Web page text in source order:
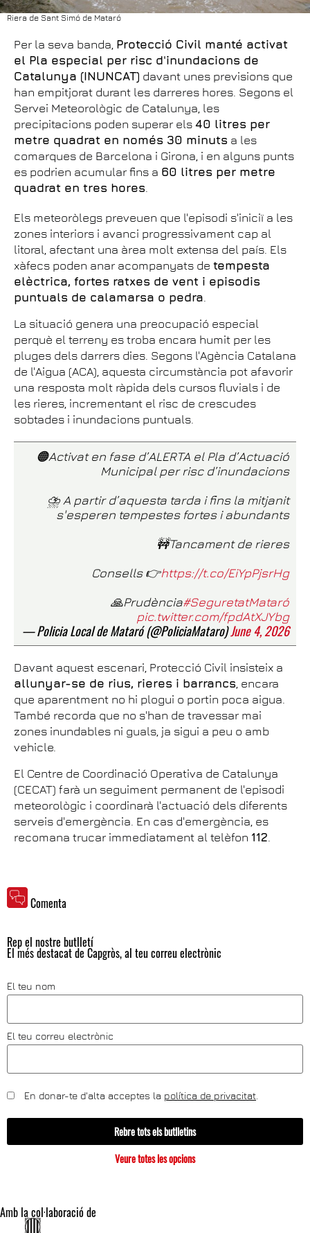
Riera de Sant Simó de Mataró
Per la seva banda, Protecció Civil manté activat
el Pla especial per risc d'inundacions de
Catalunya (INUNCAT) davant unes previsions que
han empitjorat durant les darreres hores. Segons el
Servei Meteorològic de Catalunya, les
precipitacions poden superar els 40 litres per
metre quadrat en només 30 minuts a les
comarques de Barcelona i Girona, i en alguns punts
es podrien acumular fins a 60 litres per metre
quadrat en tres hores
Els meteoròlegs preveuen que l'episodi s'iniciï a les
zones interiors i avanci progressivament cap al
litoral, afectant una àrea molt extensa del país. Els
xàfecs poden anar acompanyats de tempesta
elèctrica, fortes ratxes de vent i episodis
puntuals de calamarsa o pedra
La situació genera una preocupació especial
perquè el terreny es troba encara humit per les
pluges dels darrers dies. Segons l'Agència Catalana
de l'Aigua (ACA), aquesta circumstància pot afavorir
una resposta molt ràpida dels cursos fluvials i de
les rieres, incrementant el risc de crescudes
sobtades i inundacions puntuals.
🟠Activat en fase d’ALERTA el Pla d’Actuació
Municipal per risc d’inundacions
⛈️ A partir d’aquesta tarda i fins la mitjanit
s'esperen tempestes fortes i abundants
🚧Tancament de rieres
Consells 👉https://t.co/EiYpPjsrHg
🙏Prudència#SeguretatMataró
pic.twitter.com/fpdAtXJYbg
— Policia Local de Mataró (@PoliciaMataro)June 4, 2026
Davant aquest escenari, Protecció Civil insisteix a
allunyar-se de rius, rieres i barrancs , encara
que aparentment no hi plogui o portin poca aigua.
També recorda que no s'han de travessar mai
zones inundables ni guals, ja sigui a peu o amb
vehicle.
El Centre de Coordinació Operativa de Catalunya
(CECAT) farà un seguiment permanent de l'episodi
meteorològic i coordinarà l'actuació dels diferents
serveis d'emergència. En cas d'emergència, es
recomana trucar immediatament al telèfon 112
Comenta
Rep el nostre butlletí
El més destacat de Capgròs, al teu correu electrònic
El teu nom
El teu correu electrònic
En donar-te d'alta acceptes la política de privacitat
Rebre tots els butlletins
Veure totes les opcions
Amb la col·laboració de